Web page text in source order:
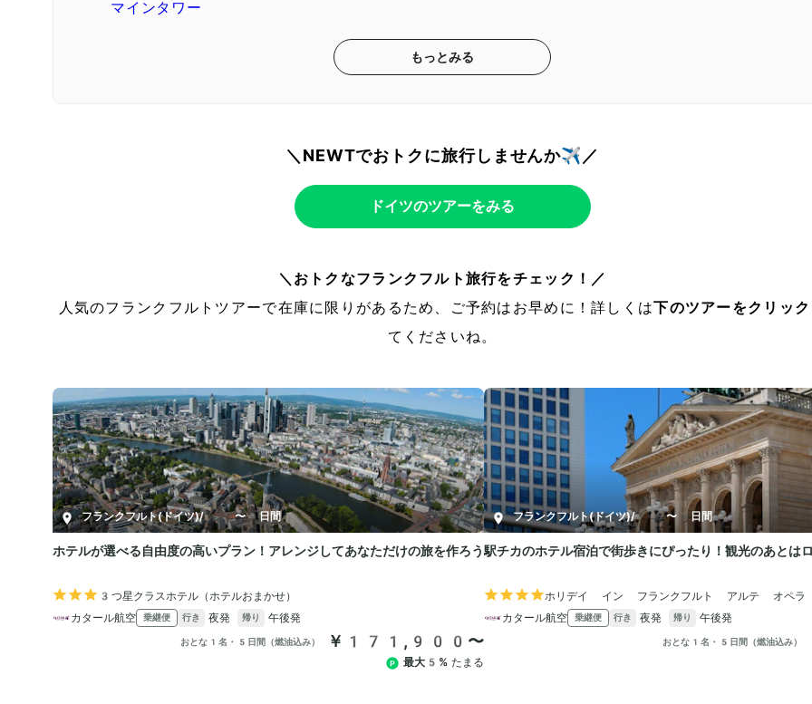
マインタワー
もっとみる
＼NEWTでおトクに旅行しませんか✈️／
ドイツのツアーをみる
＼おトクなフランクフルト旅行をチェック！／
人気のフランクフルトツアーで在庫に限りがあるため、ご予約はお早めに！詳しくは下のツアーをクリック
てくださいね。